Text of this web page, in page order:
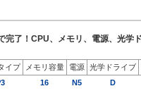
完了！CPU、メモリ、電源、光学
イプ メモリ容量 電源 光学ドライブ
16 N5 D